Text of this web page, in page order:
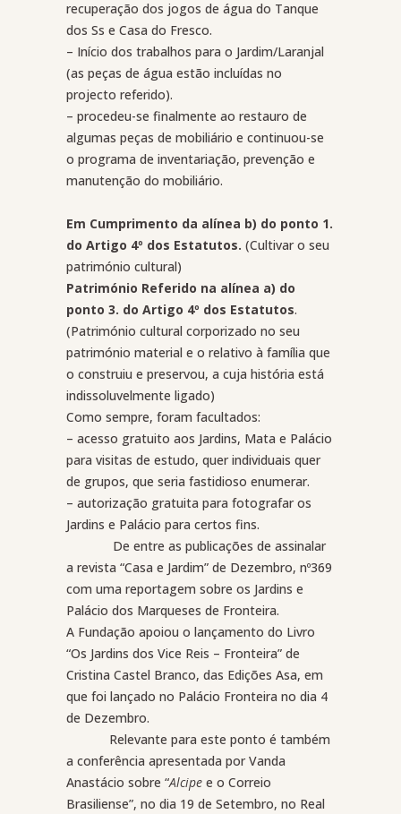
recuperação dos jogos de água do Tanque
dos Ss e Casa do Fresco.
– Início dos trabalhos para o Jardim/Laranjal
(as peças de água estão incluídas no
projecto referido).
– procedeu-se finalmente ao restauro de
algumas peças de mobiliário e continuou-se
o programa de inventariação, prevenção e
manutenção do mobiliário.
Em Cumprimento da alínea b) do ponto 1.
do Artigo 4º dos Estatutos. (Cultivar o seu
património cultural)
Património Referido na alínea a) do
ponto 3. do Artigo 4º dos Estatutos.
(Património cultural corporizado no seu
património material e o relativo à família que
o construiu e preservou, a cuja história está
indissoluvelmente ligado)
Como sempre, foram facultados:
– acesso gratuito aos Jardins, Mata e Palácio
para visitas de estudo, quer individuais quer
de grupos, que seria fastidioso enumerar.
– autorização gratuita para fotografar os
Jardins e Palácio para certos fins.
De entre as publicações de assinalar
a revista “Casa e Jardim” de Dezembro, nº369
com uma reportagem sobre os Jardins e
Palácio dos Marqueses de Fronteira.
A Fundação apoiou o lançamento do Livro
“Os Jardins dos Vice Reis – Fronteira” de
Cristina Castel Branco, das Edições Asa, em
que foi lançado no Palácio Fronteira no dia 4
de Dezembro.
Relevante para este ponto é também
a conferência apresentada por Vanda
Anastácio sobre “Alcipe e o Correio
Brasiliense”, no dia 19 de Setembro, no Real